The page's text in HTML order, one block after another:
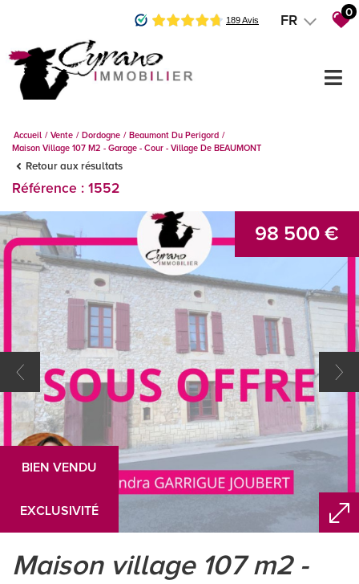
FR 0
Accueil Vente Dordogne
Beaumont Du Perigord
Maison Village 107 M2 - Garage - Cour - Village De BEAUMONT
Retour aux résultats
Référence : 1552
BIEN VENDU
EXCLUSIVITÉ
98 500 €
maison village 107 m2 -